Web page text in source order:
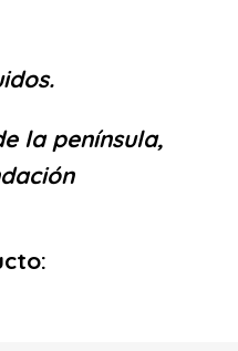
la península,